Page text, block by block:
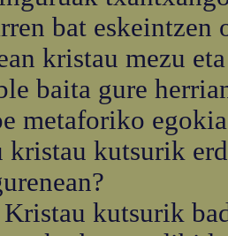
bat eskeintzen
kristau mezu
baita gure
metaforiko
kristau kutsurik
kutsurik